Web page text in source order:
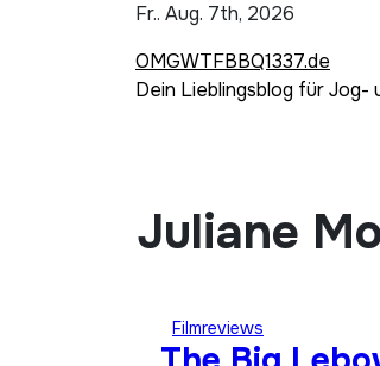
Fr.. Aug. 7th, 2026
OMGWTFBBQ1337.de
Dein Lieblingsblog für Jog-
Juliane
Filmreviews